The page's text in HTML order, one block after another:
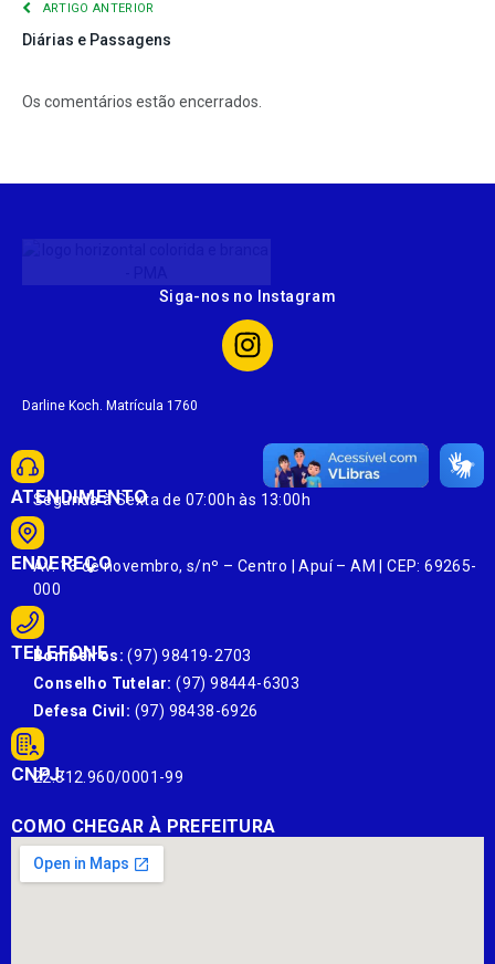
ARTIGO ANTERIOR
Diárias e Passagens
Os comentários estão encerrados.
Siga-nos no Instagram
Darline Koch. Matrícula 1760
ATENDIMENTO
Segunda à Sexta de 07:00h às 13:00h
ENDEREÇO
Av. 13 de novembro, s/nº – Centro | Apuí – AM | CEP: 69265-
000
TELEFONE
Bombeiros: (97) 98419-2703
Conselho Tutelar: (97) 98444-6303
Defesa Civil: (97) 98438-6926
CNPJ:
22.812.960/0001-99
COMO CHEGAR À PREFEITURA